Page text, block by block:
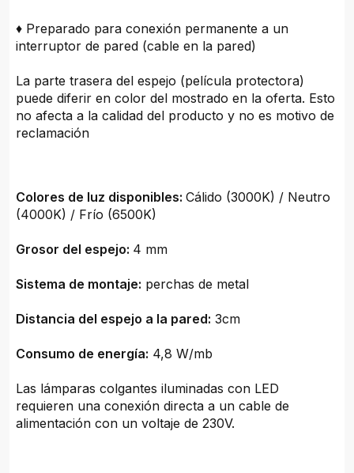
♦ Preparado para conexión permanente a un
interruptor de pared (cable en la pared)
La parte trasera del espejo (película protectora)
puede diferir en color del mostrado en la oferta. Esto
no afecta a la calidad del producto y no es motivo de
reclamación
Colores de luz disponibles:Cálido (3000K) / Neutro
(4000K) / Frío (6500K)
Grosor del espejo: 4 mm
Sistema de montaje: perchas de metal
Distancia del espejo a la pared: 3cm
Consumo de energía: 4,8 W/mb
Las lámparas colgantes iluminadas con LED
requieren una conexión directa a un cable de
alimentación con un voltaje de 230V.